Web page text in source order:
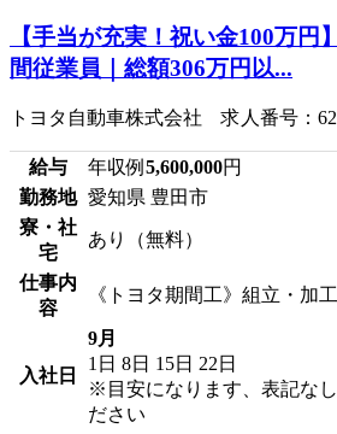
【手当が充実！祝い金100万円
間従業員｜総額306万円以...
トヨタ自動車株式会社 求人番号：
給与 年収例 5,600,000円
勤務地 愛知県 豊田市
寮・社
宅
あり（無料）
仕事内
容
《トヨタ期間工》組立・加
入社日
9月
1日 8日 15日 22日
※目安になります、表記な
ださい